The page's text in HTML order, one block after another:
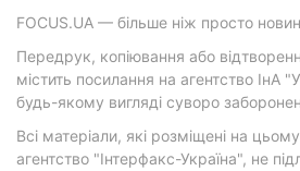
FOCUS.UA — більше ніж просто
Передрук, копіювання або
містить посилання на агентство ІнА
будь-якому вигляді суворо
Всі матеріали, які розміщені на
агентство "Інтерфакс-Україна", не